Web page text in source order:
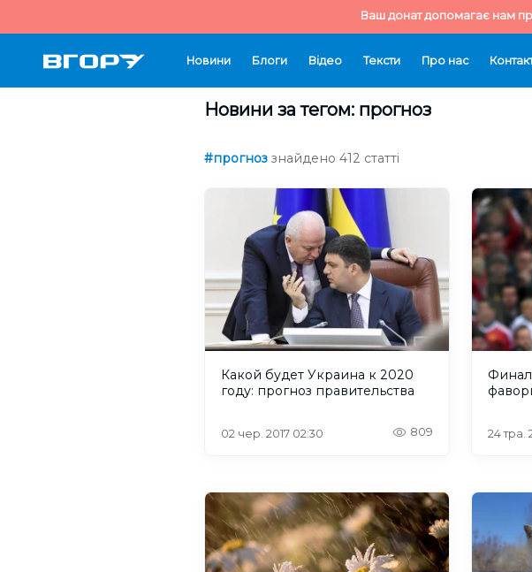
Ваш донат допомагає нам
Новини Блоги Відео Тексти Про нас
Новини за тегом: прогноз
#прогноз знайдено 412 статті
Какой будет Украина к 2020
году: прогноз правительства
02 чер. 2017 02:30 809 24 тра.